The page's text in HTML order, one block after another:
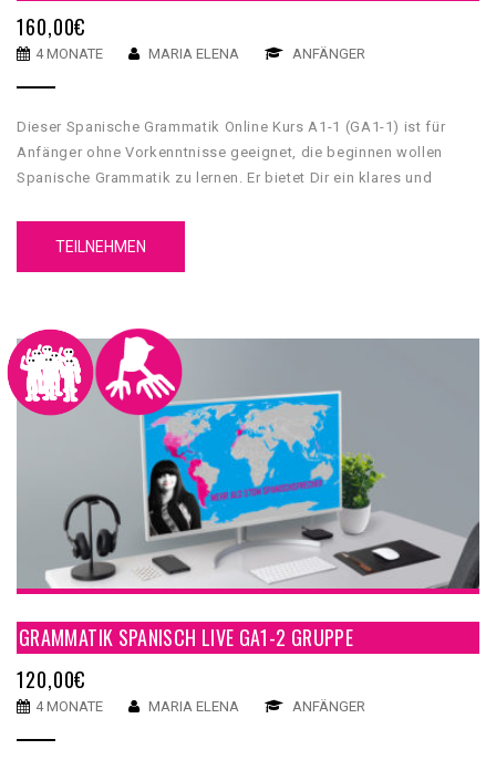
160,00€
4 MONATE MARIA ELENA ANFÄNGER
Dieser Spanische Grammatik Online Kurs A1-1 (GA1-1) ist für
Anfänger ohne Vorkenntnisse geeignet, die beginnen wollen
Spanische Grammatik zu lernen. Er bietet Dir ein klares und
Unser GA1-1 Spanische Grammatik Online Kurs A1-1 hat 5
TEILNEHMEN
GRAMMATIK SPANISCH LIVE GA1-2 GRUPPE
120,00€
4 MONATE MARIA ELENA ANFÄNGER